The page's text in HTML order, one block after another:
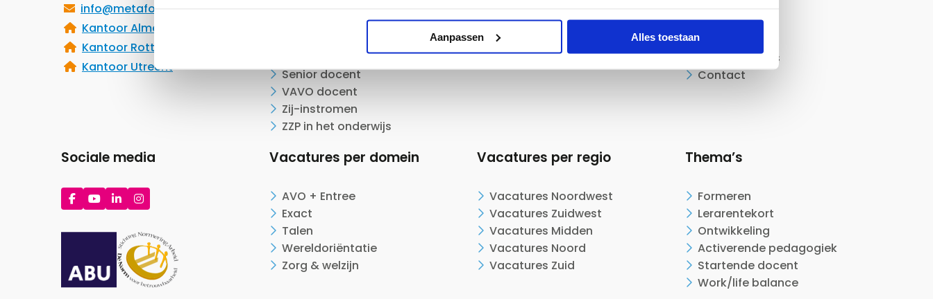
Aanpassen Alles toestaan
info@metafooronderwijs.nl
Kantoor Almere
Kantoor Rotterdam
Kantoor Utrecht
Sociale media
Ga
naar
Facebook
Ga
naar
YouTube
Ga
naar
LinkedIn
Ga
naar
Instagram
Starten als docent
Senior docent
VAVO docent
Zij-instromen
ZZP in het onderwijs
Vacatures per domein
AVO + Entree
Exact
Talen
Wereldoriëntatie
Zorg & welzijn
Webinars
Vacatures per regio
Vacatures Noordwest
Vacatures Zuidwest
Vacatures Midden
Vacatures Noord
Vacatures Zuid
Testimonials
Werken bij
CAO onderwijs
Contact
Thema’s
Formeren
Lerarentekort
Ontwikkeling
Activerende pedagogiek
Startende docent
Work/life balance